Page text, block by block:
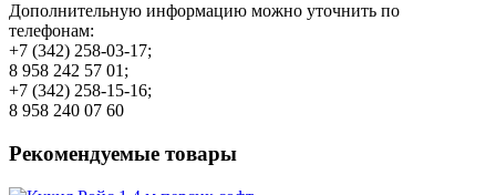
Дополнительную информацию можно уточнить по
телефонам:
+7 (342) 258-03-17;
8 958 242 57 01;
+7 (342) 258-15-16;
8 958 240 07 60
Рекомендуемые товары